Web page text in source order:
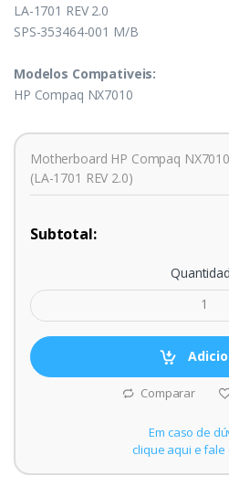
LA-1701 REV 2.0
SPS-353464-001 M/B
Modelos Compativeis:
HP Compaq NX7010
Motherboard HP Compaq NX7010
(LA-1701 REV 2.0)
Subtotal:
Comparar
Em caso de
clique aqui e fale